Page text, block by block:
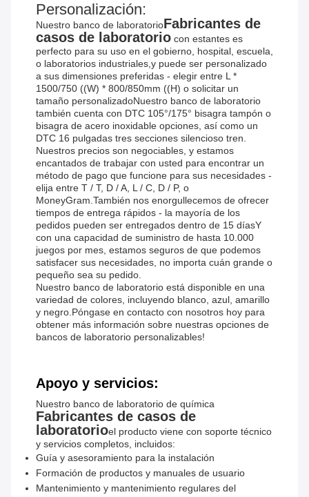
Personalización:
Nuestro banco de laboratorioFabricantes de
casos de laboratorio con estantes es
perfecto para su uso en el gobierno, hospital, escuela,
o laboratorios industriales,y puede ser personalizado
a sus dimensiones preferidas - elegir entre L *
1500/750 ((W) * 800/850mm ((H) o solicitar un
tamaño personalizadoNuestro banco de laboratorio
también cuenta con DTC 105°/175° bisagra tampón o
bisagra de acero inoxidable opciones, así como un
DTC 16 pulgadas tres secciones silencioso tren.
Nuestros precios son negociables, y estamos
encantados de trabajar con usted para encontrar un
método de pago que funcione para sus necesidades -
elija entre T / T, D / A, L / C, D / P, o
MoneyGram.También nos enorgullecemos de ofrecer
tiempos de entrega rápidos - la mayoría de los
pedidos pueden ser entregados dentro de 15 díasY
con una capacidad de suministro de hasta 10.000
juegos por mes, estamos seguros de que podemos
satisfacer sus necesidades, no importa cuán grande o
pequeño sea su pedido.
Nuestro banco de laboratorio está disponible en una
variedad de colores, incluyendo blanco, azul, amarillo
y negro.Póngase en contacto con nosotros hoy para
obtener más información sobre nuestras opciones de
bancos de laboratorio personalizables!
Apoyo y servicios:
Nuestro banco de laboratorio de química
Fabricantes de casos de
laboratorioel producto viene con soporte técnico
y servicios completos, incluidos:
Guía y asesoramiento para la instalación
Formación de productos y manuales de usuario
Mantenimiento y mantenimiento regulares del